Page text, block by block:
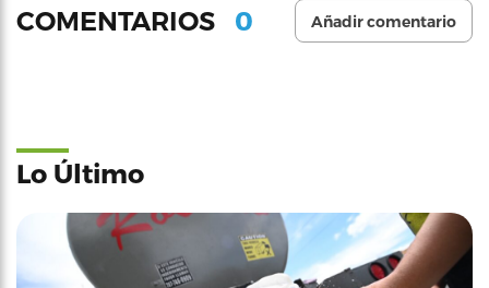
COMENTARIOS 0 Añadir comentario
Lo Último